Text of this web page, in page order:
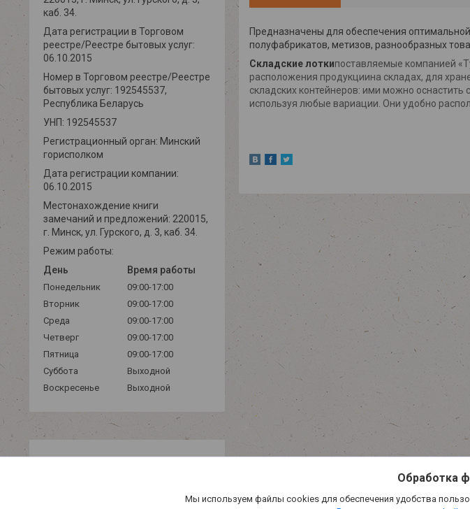
Предназначены для обеспечения
полуфабрикатов, метизов, разнообразных
Складские лоткипоставляемые компанией
расположения продукциина складах, для
складских контейнеров: ими можно оснастить
используя любые вариации. Они удобно
каб. 34.
Дата регистрации в Торговом
реестре/Реестре бытовых услуг:
06.10.2015
Номер в Торговом реестре/Реестре
бытовых услуг: 192545537,
Республика Беларусь
УНП: 192545537
Регистрационный орган: Минский
горисполком
Дата регистрации компании:
06.10.2015
Местонахождение книги
замечаний и предложений: 220015,
г. Минск, ул. Гурского, д. 3, каб. 34.
Режим работы:
День
Время работы
Понедельник
09:00-17:00
Вторник
09:00-17:00
Среда
09:00-17:00
Четверг
09:00-17:00
Пятница
09:00-17:00
Суббота
Выходной
Воскресенье
Выходной
Обработка
Мы используем файлы cookies для обеспечения удобства